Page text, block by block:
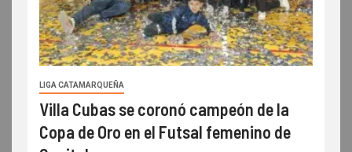
LIGA CATAMARQUEÑA
Villa Cubas se coronó campeón de la
Copa de Oro en el Futsal femenino de